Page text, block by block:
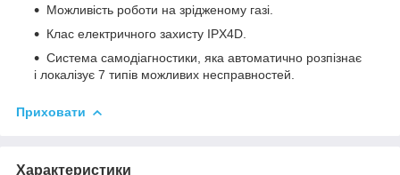
Можливість роботи на зрідженому газі.
Клас електричного захисту IPX4D.
Система самодіагностики, яка автоматично розпізнає
і локалізує 7 типів можливих несправностей.
Приховати
Характеристики